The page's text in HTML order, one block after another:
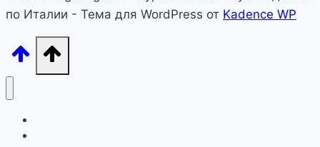
по Италии - Тема для WordPress от Kadence WP